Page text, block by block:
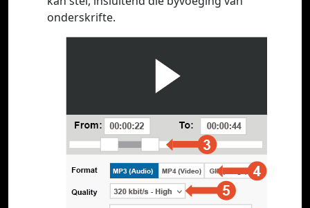
onderskrifte.